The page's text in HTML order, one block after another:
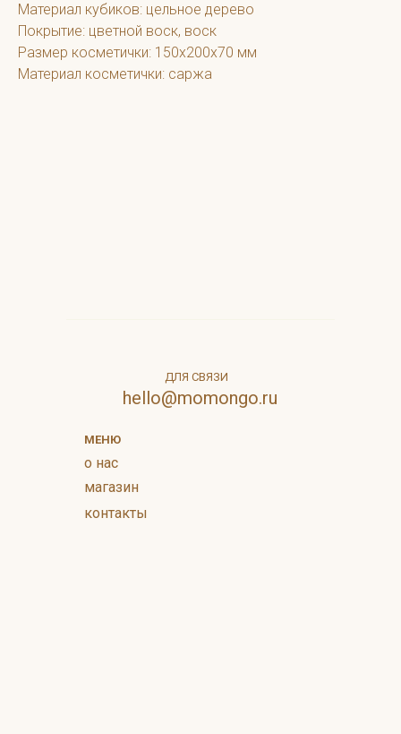
Материал кубиков: цельное дерево
Покрытие: цветной воск, воск
Размер косметички: 150х200х70 мм
Материал косметички: саржа
ДЛЯ СВЯЗИ
hello@momongo.ru
МЕНЮ
о нас
контакты
магазин